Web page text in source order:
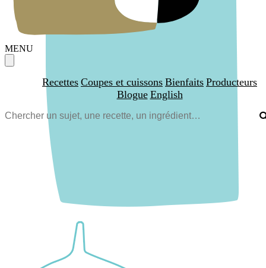
MENU
Recettes Coupes et cuissons Bienfaits Producteurs
Blogue English